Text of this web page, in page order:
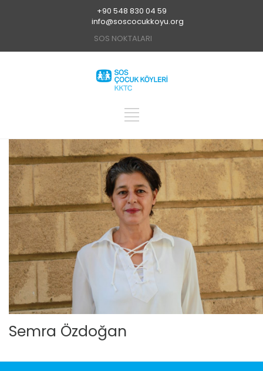
+90 548 830 04 59
info@soscocukkoyu.org
SOS NOKTALARI
Semra Özdoğan